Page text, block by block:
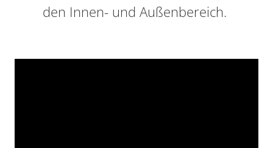
den Innen- und Außenbereich.